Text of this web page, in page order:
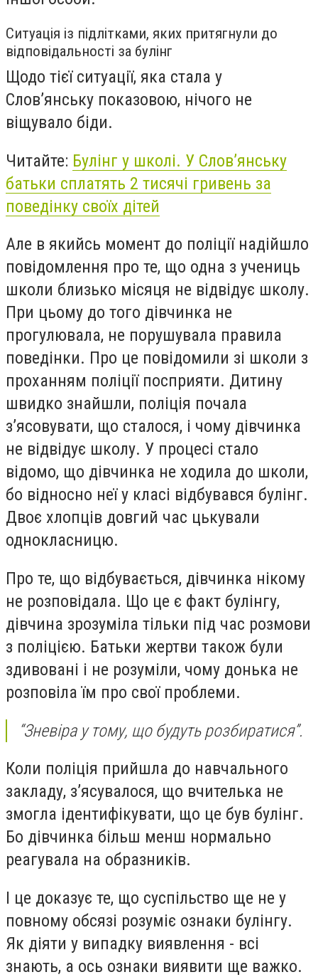
Ситуація із підлітками, яких притягнули до
відповідальності за булінг
Щодо тієї ситуації, яка стала у
Слов’янську показовою, нічого не
віщувало біди.
Читайте: Булінг у школі. У Слов’янську
батьки сплатять 2 тисячі гривень за
поведінку своїх дітей
Але в якийсь момент до поліції надійшло
повідомлення про те, що одна з учениць
школи близько місяця не відвідує школу.
При цьому до того дівчинка не
прогулювала, не порушувала правила
поведінки. Про це повідомили зі школи з
проханням поліції посприяти. Дитину
швидко знайшли, поліція почала
з’ясовувати, що сталося, і чому дівчинка
не відвідує школу. У процесі стало
відомо, що дівчинка не ходила до школи,
бо відносно неї у класі відбувався булінг.
Двоє хлопців довгий час цькували
однокласницю.
Про те, що відбувається, дівчинка нікому
не розповідала. Що це є факт булінгу,
дівчина зрозуміла тільки під час розмови
з поліцією. Батьки жертви також були
здивовані і не розуміли, чому донька не
розповіла їм про свої проблеми.
“Зневіра у тому, що будуть розбиратися”.
Коли поліція прийшла до навчального
закладу, з’ясувалося, що вчителька не
змогла ідентифікувати, що це був булінг.
Бо дівчинка більш менш нормально
реагувала на образників.
І це доказує те, що суспільство ще не у
повному обсязі розуміє ознаки булінгу.
Як діяти у випадку виявлення - всі
знають, а ось ознаки виявити ще важко.